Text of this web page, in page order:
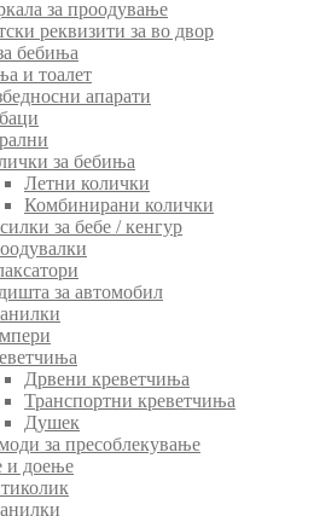
за проодување
реквизити за во двор
бебиња
и тоалет
апарати
за бебиња
Летни колички
Комбинирани колички
за бебе / кенгур
за автомобил
Дрвени креветчиња
Транспортни креветчиња
Душек
за пресоблекување
и доење